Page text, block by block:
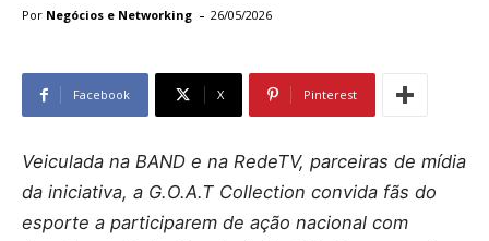
Por Negócios e Networking - 26/05/2026
Facebook X Pinterest
Veiculada na BAND e na RedeTV, parceiras de mídia
da iniciativa, a G.O.A.T Collection convida fãs do
esporte a participarem de ação nacional com